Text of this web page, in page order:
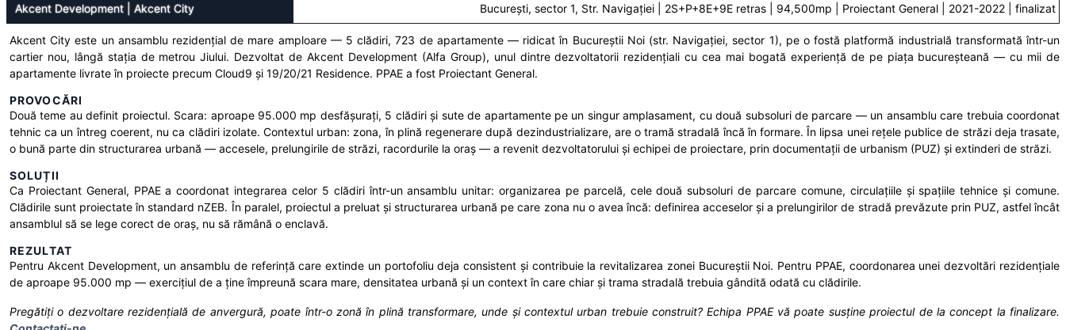
Akcent Development Akcent City București, sector 1, Str. Navigației | 2S+P+8E+9E retras | 94,500mp | Proiectant General | 2021-2022 | finalizat
Akcent City este un ansamblu rezidențial de mare amploare — 5 clădiri, 723 de apartamente — ridicat în Bucureștii Noi (str. Navigației, sector 1), pe o fostă platformă industrială transformată într-un
cartier nou, lângă stația de metrou Jiului. Dezvoltat de Akcent Development (Alfa Group), unul dintre dezvoltatorii rezidențiali cu cea mai bogată experiență de pe piața bucureșteană — cu mii de
apartamente livrate în proiecte precum Cloud9 și 19/20/21 Residence. PPAE a fost Proiectant General.
PROVOCĂRI
Două teme au definit proiectul. Scara: aproape 95.000 mp desfășurați, 5 clădiri și sute de apartamente pe un singur amplasament, cu două subsoluri de parcare — un ansamblu care trebuia coordonat
tehnic ca un întreg coerent, nu ca clădiri izolate. Contextul urban: zona, în plină regenerare după dezindustrializare, are o tramă stradală încă în formare. În lipsa unei rețele publice de străzi deja trasate,
o bună parte din structurarea urbană — accesele, prelungirile de străzi, racordurile la oraș — a revenit dezvoltatorului și echipei de proiectare, prin documentații de urbanism (PUZ) și extinderi de străzi.
SOLUȚII
Ca Proiectant General, PPAE a coordonat integrarea celor 5 clădiri într-un ansamblu unitar: organizarea pe parcelă, cele două subsoluri de parcare comune, circulațiile și spațiile tehnice și comune.
Clădirile sunt proiectate în standard nZEB. În paralel, proiectul a preluat și structurarea urbană pe care zona nu o avea încă: definirea acceselor și a prelungirilor de stradă prevăzute prin PUZ, astfel încât
ansamblul să se lege corect de oraș, nu să rămână o enclavă.
REZULTAT
Pentru Akcent Development, un ansamblu de referință care extinde un portofoliu deja consistent și contribuie la revitalizarea zonei Bucureștii Noi. Pentru PPAE, coordonarea unei dezvoltări rezidențiale
de aproape 95.000 mp — exercițiul de a ține împreună scara mare, densitatea urbană și un context în care chiar și trama stradală trebuia gândită odată cu clădirile.
Pregătiți o dezvoltare rezidențială de anvergură, poate într-o zonă în plină transformare, unde și contextul urban trebuie construit? Echipa PPAE vă poate susține proiectul de la concept la finalizare.